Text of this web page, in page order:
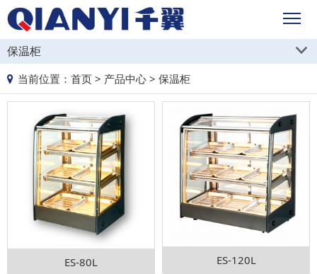
保温柜
当前位置： 首页 > 产品中心 > 保温柜
ES-80L ES-120L